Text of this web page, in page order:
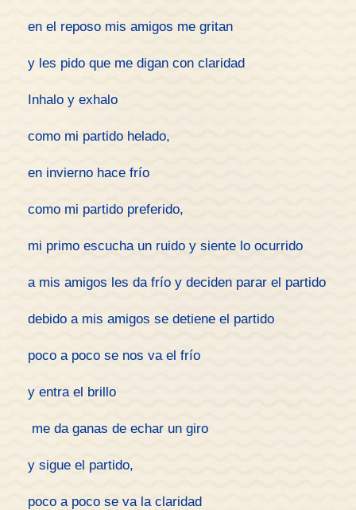
en el reposo mis amigos me gritan
y les pido que me digan con claridad
Inhalo y exhalo
como mi partido helado,
en invierno hace frío
como mi partido preferido,
mi primo escucha un ruido y siente lo ocurrido
a mis amigos les da frío y deciden parar el partido
debido a mis amigos se detiene el partido
poco a poco se nos va el frío
y entra el brillo
me da ganas de echar un giro
y sigue el partido,
poco a poco se va la claridad